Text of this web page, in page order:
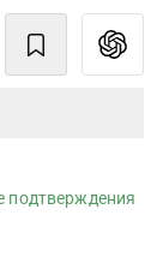
подтверждения